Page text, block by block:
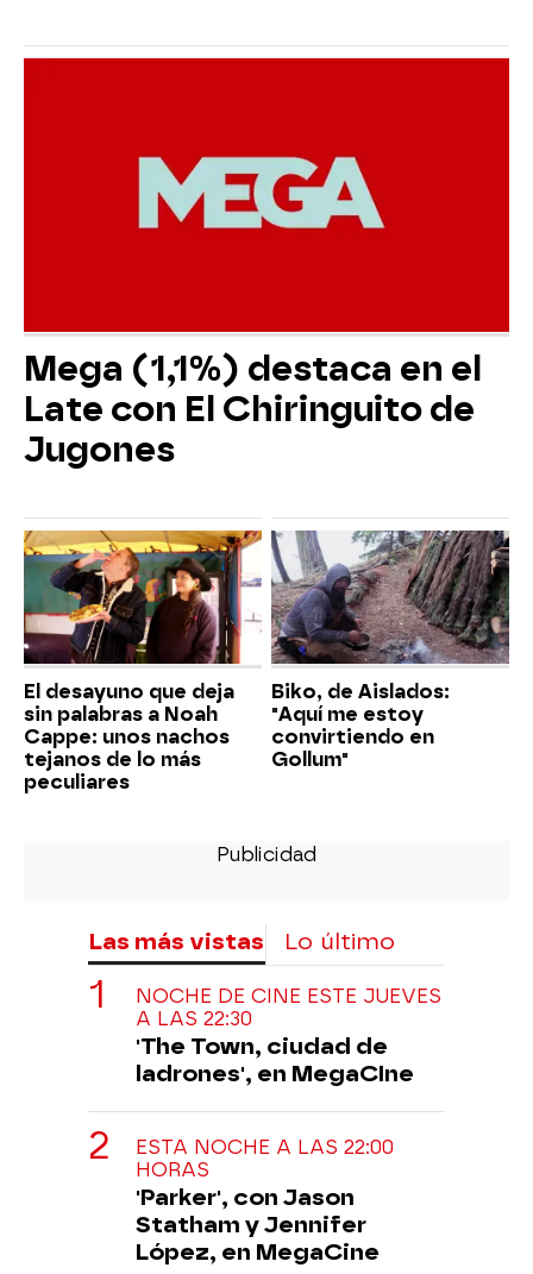
Mega (1,1%) destaca en el
Late con El Chiringuito de
Jugones
El desayuno que deja
sin palabras a Noah
Cappe: unos nachos
tejanos de lo más
peculiares
Biko, de Aislados:
"Aquí me estoy
convirtiendo en
Gollum"
Las más vistas Lo último
NOCHE DE CINE ESTE JUEVES
A LAS 22:30
'The Town, ciudad de
ladrones', en MegaCIne
ESTA NOCHE A LAS 22:00
HORAS
'Parker', con Jason
Statham y Jennifer
López, en MegaCine